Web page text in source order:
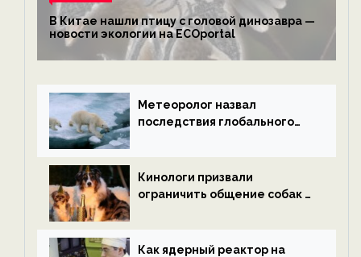
В Китае нашли птицу с головой динозавра —
новости экологии на ECOportal
Метеоролог назвал
последствия глобального
ECOportal
Кинологи призвали
ограничить общение собак с
ECOportal
Как ядерный реактор на